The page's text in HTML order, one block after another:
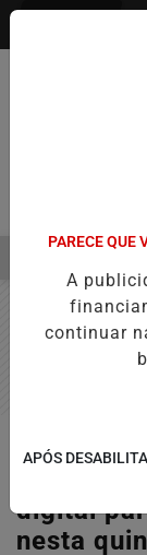
EM ALTA
TOLEDO
digital
nesta
PARECE QUE
A
continuar
APÓS